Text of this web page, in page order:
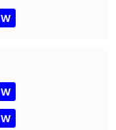
W
W
W